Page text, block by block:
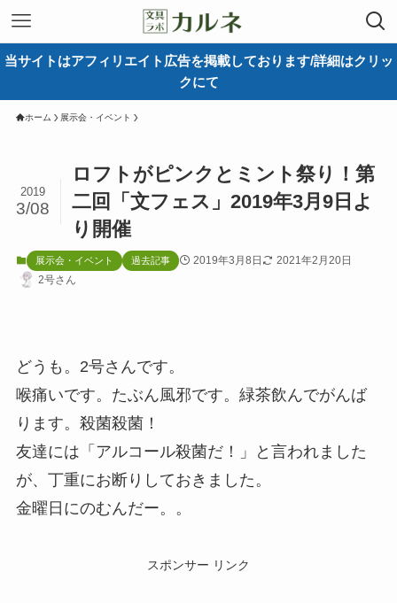
当サイトはアフィリエイト広告を掲載しております/詳細はクリッ
クにて
ホーム 展示会・イベント
ロフトがピンクとミント祭り！第
二回「文フェス」2019年3月9日よ
り開催
2019
3/08
展示会・イベント 過去記事 2019年3月8日
2021年2月20日
2号さん
どうも。2号さんです。
喉痛いです。たぶん風邪です。緑茶飲んでがんば
ります。殺菌殺菌！
友達には「アルコール殺菌だ！」と言われました
が、丁重にお断りしておきました。
金曜日にのむんだー。。
スポンサー リンク